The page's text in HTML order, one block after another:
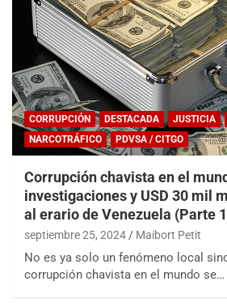
CORRUPCIÓN DESTACADA JUSTICIA
NARCOTRÁFICO
PDVSA / CITGO
Corrupción chavista en el
investigaciones y USD 30 mil
al erario de Venezuela (Parte
septiembre 25, 2024 Maibort Petit
No es ya solo un fenómeno local
corrupción chavista en el mundo se…